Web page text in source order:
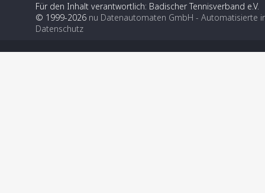
Für den Inhalt verantwortlich: Badischer Tennisverband e.V.
© 1999-2026 nu Datenautomaten GmbH - Automatisierte
Datenschutz